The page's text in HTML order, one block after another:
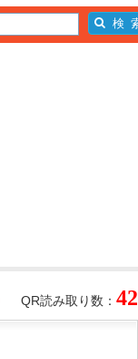
QR読み取り数： 42